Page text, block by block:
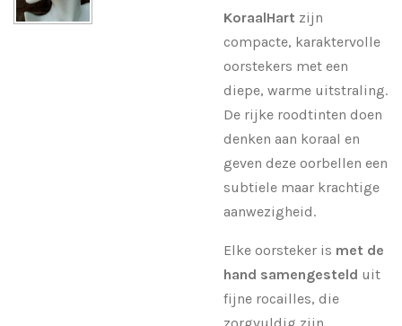
KoraalHart zijn
compacte, karaktervolle
oorstekers met een
diepe, warme uitstraling.
De rijke roodtinten doen
denken aan koraal en
geven deze oorbellen een
subtiele maar krachtige
aanwezigheid.
Elke oorsteker is met de
hand samengesteld uit
fijne rocailles, die